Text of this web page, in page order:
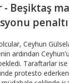
Beşiktaş
penaltı
Ceyhun
ardından
Taraftarlar
protesto